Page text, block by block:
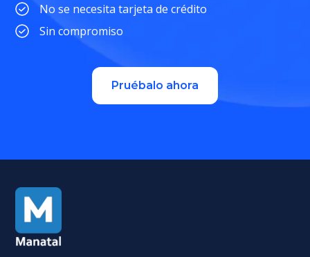
No se necesita tarjeta de crédito
Sin compromiso
Pruébalo ahora